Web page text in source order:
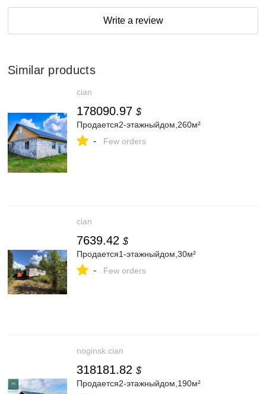
Write a review
Similar products
cian
178090.97 $
Продается2-этажныйдом,260м²
- Few orders
cian
7639.42 $
Продается1-этажныйдом,30м²
- Few orders
noginsk.cian
318181.82 $
Продается2-этажныйдом,190м²